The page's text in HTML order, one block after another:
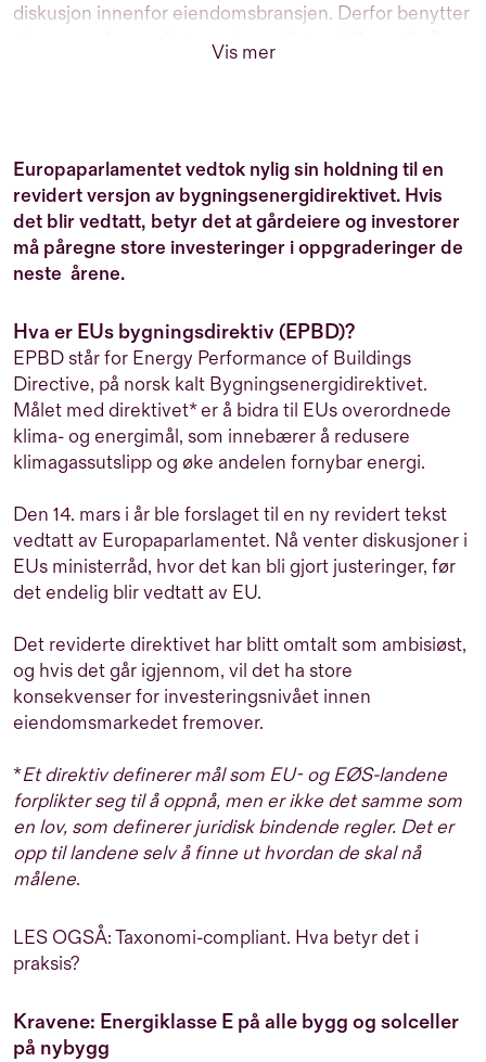
diskusjon innenfor eiendomsbransjen. Derfor benytter
vi oss av erfarne eksterne journalister, i tillegg til våre
interne eksperter, til å produsere informativt,
Vis mer
Europaparlamentet vedtok nylig sin holdning til en
revidert versjon av bygningsenergidirektivet. Hvis
det blir vedtatt, betyr det at gårdeiere og investorer
må påregne store investeringer i oppgraderinger de
neste årene.
Hva er EUs bygningsdirektiv (EPBD)?
EPBD står for Energy Performance of Buildings
Directive, på norsk kalt Bygningsenergidirektivet.
Målet med direktivet* er å bidra til EUs overordnede
klima- og energimål, som innebærer å redusere
klimagassutslipp og øke andelen fornybar energi.
Den 14. mars i år ble forslaget til en ny revidert tekst
vedtatt av Europaparlamentet. Nå venter diskusjoner i
EUs ministerråd, hvor det kan bli gjort justeringer, før
det endelig blir vedtatt av EU.
Det reviderte direktivet har blitt omtalt som ambisiøst,
og hvis det går igjennom, vil det ha store
konsekvenser for investeringsnivået innen
eiendomsmarkedet fremover.
*Et direktiv definerer mål som EU- og EØS-landene
forplikter seg til å oppnå, men er ikke det samme som
en lov, som definerer juridisk bindende regler. Det er
opp til landene selv å finne ut hvordan de skal nå
målene.
LES OGSÅ: Taxonomi-compliant. Hva betyr det i
praksis?
Kravene: Energiklasse E på alle bygg og solceller
på nybygg